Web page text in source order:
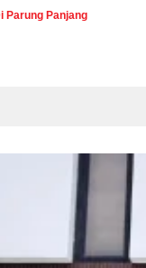
Parung Panjang